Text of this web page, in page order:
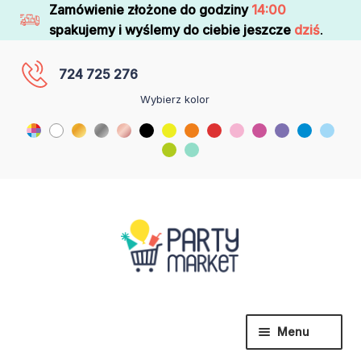
Zamówienie złożone do godziny 14:00
spakujemy i wyślemy do ciebie jeszcze dziś.
724 725 276
Wybierz kolor
Menu